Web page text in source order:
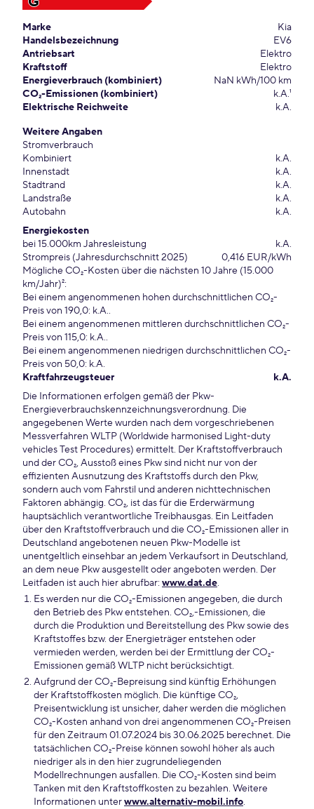
Marke
Kia
Handelsbezeichnung
EV6
Antriebsart
Elektro
Kraftstoff
Elektro
Energieverbrauch (kombiniert)
NaN kWh/100 km
CO₂-Emissionen (kombiniert)
k.A.¹
Elektrische Reichweite
k.A.
Weitere Angaben
Stromverbrauch
Kombiniert
k.A.
Innenstadt
k.A.
Stadtrand
k.A.
Landstraße
k.A.
Autobahn
k.A.
Energiekosten
bei 15.000km Jahresleistung
k.A.
Strompreis (Jahresdurchschnitt 2025)
0,416 EUR/kWh
Mögliche CO₂-Kosten über die nächsten 10 Jahre (15.000
km/Jahr)²:
Bei einem angenommenen hohen durchschnittlichen CO₂-
Preis von 190,0: k.A..
Bei einem angenommenen mittleren durchschnittlichen CO₂-
Preis von 115,0: k.A..
Bei einem angenommenen niedrigen durchschnittlichen CO₂-
Preis von 50,0: k.A.
Kraftfahrzeugsteuer
k.A.
Die Informationen erfolgen gemäß der Pkw-
Energieverbrauchskennzeichnungsverordnung. Die
angegebenen Werte wurden nach dem vorgeschriebenen
Messverfahren WLTP (Worldwide harmonised Light-duty
vehicles Test Procedures) ermittelt. Der Kraftstoffverbrauch
und der CO₂, Ausstoß eines Pkw sind nicht nur von der
effizienten Ausnutzung des Kraftstoffs durch den Pkw,
sondern auch vom Fahrstil und anderen nichttechnischen
Faktoren abhängig. CO₂, ist das für die Erderwärmung
hauptsächlich verantwortliche Treibhausgas. Ein Leitfaden
über den Kraftstoffverbrauch und die CO₂-Emissionen aller in
Deutschland angebotenen neuen Pkw-Modelle ist
unentgeltlich einsehbar an jedem Verkaufsort in Deutschland,
an dem neue Pkw ausgestellt oder angeboten werden. Der
Leitfaden ist auch hier abrufbar: www.dat.de.
Es werden nur die CO₂-Emissionen angegeben, die durch
den Betrieb des Pkw entstehen. CO₂,-Emissionen, die
durch die Produktion und Bereitstellung des Pkw sowie des
Kraftstoffes bzw. der Energieträger entstehen oder
vermieden werden, werden bei der Ermittlung der CO₂-
Emissionen gemäß WLTP nicht berücksichtigt.
Aufgrund der CO₂-Bepreisung sind künftig Erhöhungen
der Kraftstoffkosten möglich. Die künftige CO₂,
Preisentwicklung ist unsicher, daher werden die möglichen
CO₂-Kosten anhand von drei angenommenen CO₂-Preisen
für den Zeitraum 01.07.2024 bis 30.06.2025 berechnet. Die
tatsächlichen CO₂-Preise können sowohl höher als auch
niedriger als in den hier zugrundeliegenden
Modellrechnungen ausfallen. Die CO₂-Kosten sind beim
Tanken mit den Kraftstoffkosten zu bezahlen. Weitere
Informationen unterwww.alternativ-mobil.info.